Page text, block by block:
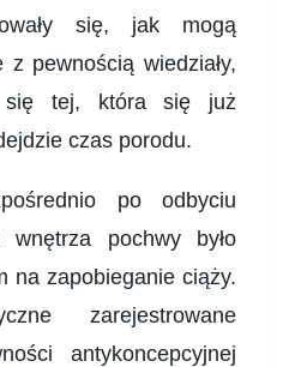
się, jak mogą
pewnością wiedziały,
się tej, która się już
czas porodu.
po odbyciu
wnętrza pochwy było
na zapobieganie ciąży.
zarejestrowane
antykoncepcyjnej